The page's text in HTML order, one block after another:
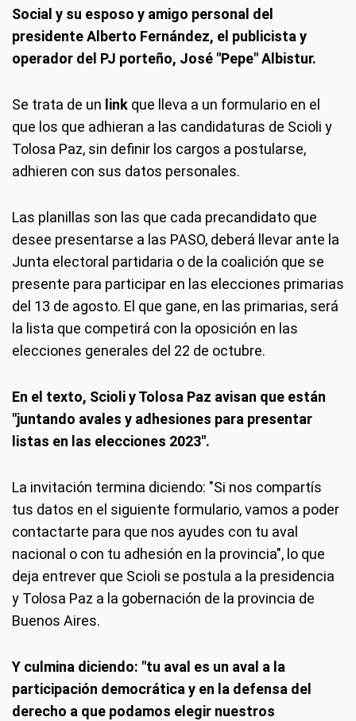
Social y su esposo y amigo personal del
presidente Alberto Fernández, el publicista y
operador del PJ porteño, José "Pepe" Albistur.
Se trata de un link que lleva a un formulario en el
que los que adhieran a las candidaturas de Scioli y
Tolosa Paz, sin definir los cargos a postularse,
adhieren con sus datos personales.
Las planillas son las que cada precandidato que
desee presentarse a las PASO, deberá llevar ante la
Junta electoral partidaria o de la coalición que se
presente para participar en las elecciones primarias
del 13 de agosto. El que gane, en las primarias, será
la lista que competirá con la oposición en las
elecciones generales del 22 de octubre.
En el texto, Scioli y Tolosa Paz avisan que están
"juntando avales y adhesiones para presentar
listas en las elecciones 2023".
La invitación termina diciendo: "Si nos compartís
tus datos en el siguiente formulario, vamos a poder
contactarte para que nos ayudes con tu aval
nacional o con tu adhesión en la provincia", lo que
deja entrever que Scioli se postula a la presidencia
y Tolosa Paz a la gobernación de la provincia de
Buenos Aires.
Y culmina diciendo: "tu aval es un aval a la
participación democrática y en la defensa del
derecho a que podamos elegir nuestros